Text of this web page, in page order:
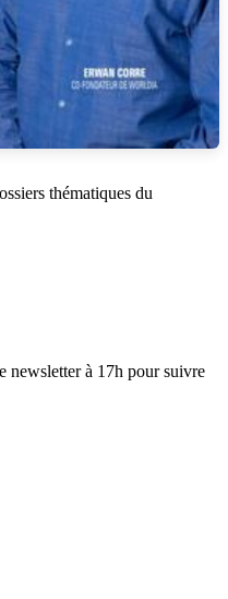
thématiques du
newsletter à 17h pour suivre